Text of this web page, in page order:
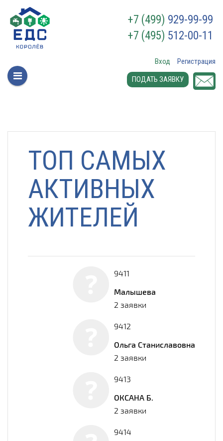
+7 (499) 929-99-99
+7 (495) 512-00-11
Вход
Регистрация
ПОДАТЬ ЗАЯВКУ
ТОП САМЫХ
АКТИВНЫХ
ЖИТЕЛЕЙ
9411
Малышева
2 заявки
9412
Ольга Станиславовна
2 заявки
9413
ОКСАНА Б.
2 заявки
9414